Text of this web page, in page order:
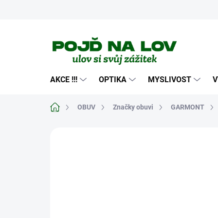
AKCE !!! OPTIKA MYSLIVOST
Domů OBUV Značky obuvi GARMONT